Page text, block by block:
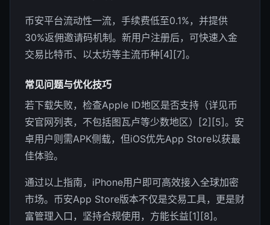
币安平台流动性一流，手续费低至0.1%，并提供
30%返佣邀请码机制。新用户注册后，可快速入金
交易比特币、以太坊等主流币种[4][7]。
常见问题与优化技巧
若下载失败，检查Apple ID地区是否支持（详见币
安官网列表，不包括图瓦卢等少数地区）[2][5]。安
卓用户则需APK侧载，但iOS优先App Store以获最
佳体验。
通过以上指南，iPhone用户即可高效接入全球加密
市场。币安App Store版本不仅是交易工具，更是财
富管理入口，坚持合规使用，方能长益[1][8]。